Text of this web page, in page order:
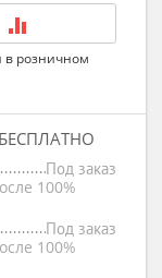
в розничном
Под заказ
100%
Под заказ
100%